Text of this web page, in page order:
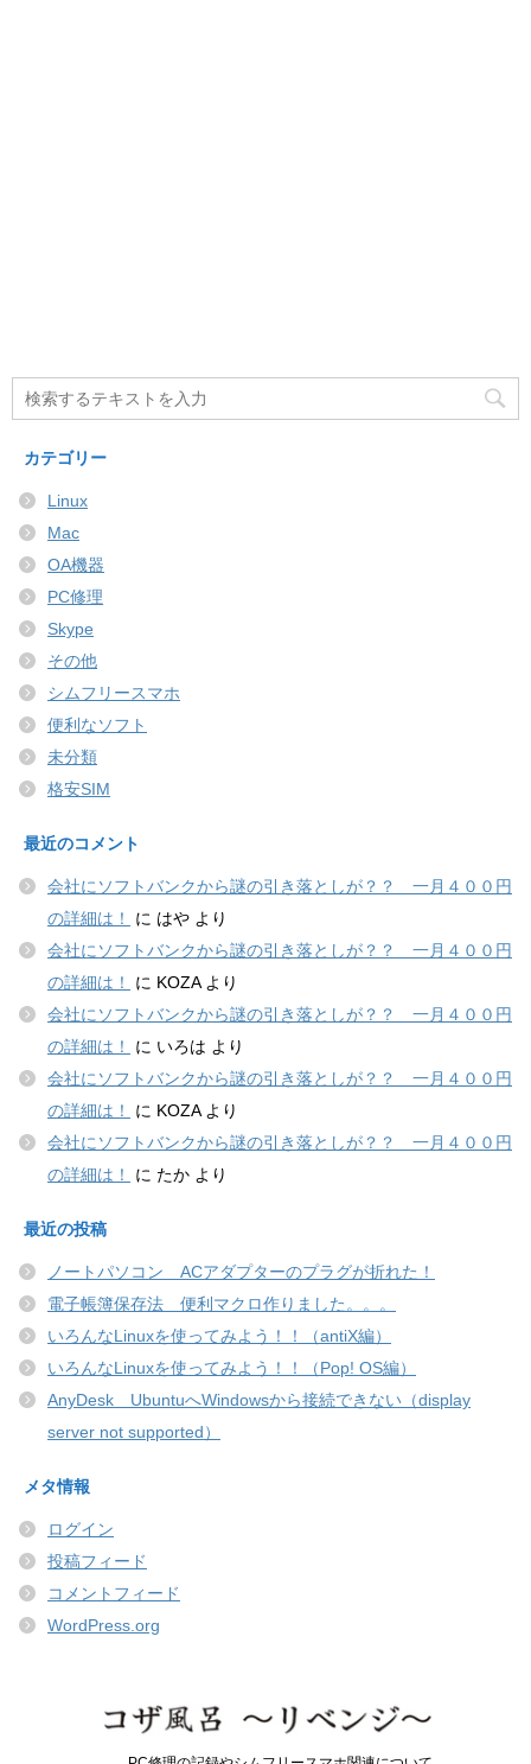
カテゴリー
Linux
Mac
OA機器
PC修理
Skype
その他
シムフリースマホ
便利なソフト
未分類
格安SIM
最近のコメント
会社にソフトバンクから謎の引き落としが？？ 一月４００円
の詳細は！
に はや より
会社にソフトバンクから謎の引き落としが？？ 一月４００円
の詳細は！
に KOZAより
会社にソフトバンクから謎の引き落としが？？ 一月４００円
の詳細は！
に いろは より
会社にソフトバンクから謎の引き落としが？？ 一月４００円
の詳細は！
に KOZAより
会社にソフトバンクから謎の引き落としが？？ 一月４００円
の詳細は！
に たか より
最近の投稿
ノートパソコン ACアダプターのプラグが折れた！
電子帳簿保存法 便利マクロ作りました。。。
いろんなLinuxを使ってみよう！！（antiX編）
いろんなLinuxを使ってみよう！！（Pop! OS編）
AnyDesk UbuntuへWindowsから接続できない（display
server not supported）
メタ情報
ログイン
投稿フィード
コメントフィード
WordPress.org